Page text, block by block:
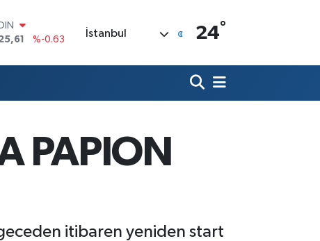
%0
%-0.08
%70
İstanbul 24°
PAPION
itibaren yeniden start